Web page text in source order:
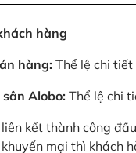
hàng
hàng: Thể lệ chi tiết
Alobo: Thể lệ chi
kết thành công
mại thì khách